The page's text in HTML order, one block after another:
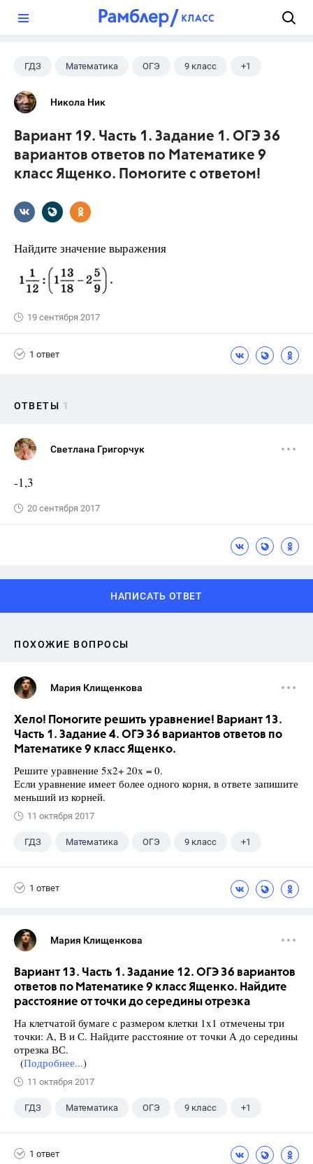
ГДЗ Математика ОГЭ 9 класс +1
Ященко И.В.
Никола Ник
Вариант 19. Часть 1. Задание 1. ОГЭ 36
вариантов ответов по Математике 9
класс Ященко. Помогите с ответом!
Найдите значение выражения
19 сентября 2017
1 ответ
ОТВЕТЫ 1
Светлана Григорчук
-1,3
20 сентября 2017
НАПИСАТЬ ОТВЕТ
ПОХОЖИЕ ВОПРОСЫ
Мария Клищенкова
Хело! Помогите решить уравнение! Вариант 13.
Часть 1. Задание 4. ОГЭ 36 вариантов ответов по
Математике 9 класс Ященко.
Решите уравнение 5х2+ 20х = 0.
Если уравнение имеет более одного корня, в ответе запишите
меньший из корней.
11 октября 2017
ГДЗ Математика ОГЭ 9 класс +1
1 ответ
Мария Клищенкова
Вариант 13. Часть 1. Задание 12. ОГЭ 36 вариантов
ответов по Математике 9 класс Ященко. Найдите
расстояние от точки до середины отрезка
На клетчатой бумаге с размером клетки 1x1 отмечены три
точки: А, В и С. Найдите расстояние от точки А до середины
отрезка ВС.
(Подробнее...)
11 октября 2017
ГДЗ Математика ОГЭ 9 класс +1
1 ответ